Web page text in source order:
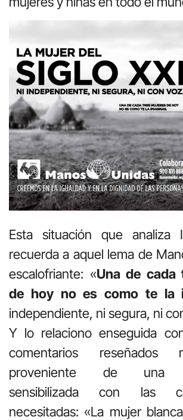
Esta situación que analiza
recuerda a aquel lema de
escalofriante: «Una de cada
de hoy no es como te la
independiente, ni segura, ni
Y lo relaciono enseguida
comentarios reseñados
proveniente de una
sensibilizada con las
necesitadas: «La mujer